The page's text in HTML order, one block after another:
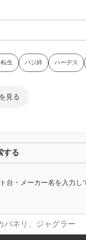
生 バジ絆 ハーデス
見る
ス 化物語 炎炎ノ消防隊
する
台・メーカー名を入力し